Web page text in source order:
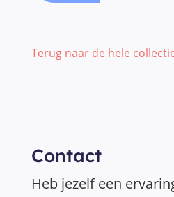
Terug naar de hele
Contact
Heb jezelf een